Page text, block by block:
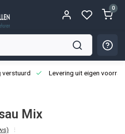
0
verstuurd Levering uit eigen
Mix